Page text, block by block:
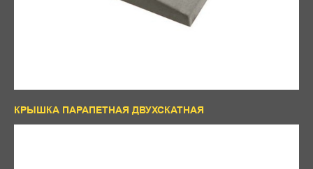
КРЫШКА ПАРАПЕТНАЯ ДВУХСКАТНАЯ